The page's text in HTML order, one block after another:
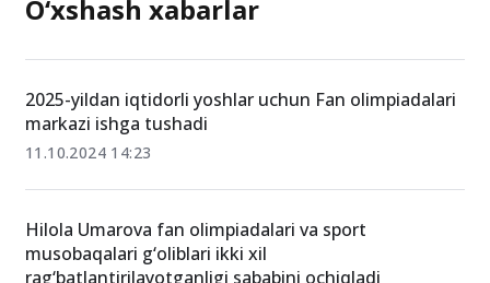
O‘xshash xabarlar
2025-yildan iqtidorli yoshlar uchun Fan olimpiadalari
markazi ishga tushadi
11.10.2024 14:23
Hilola Umarova fan olimpiadalari va sport
musobaqalari g‘oliblari ikki xil
rag‘batlantirilayotganligi sababini ochiqladi